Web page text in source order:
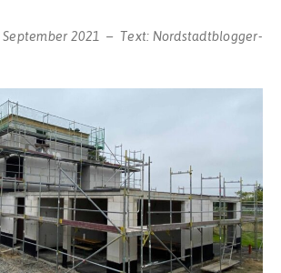
September 2021 Text: Nordstadtblogger-